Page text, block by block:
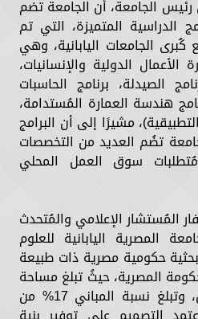
الجامعة، أن الجامعة تضم
الدراسية المتميزة، التي تم
الجامعات اليابانية، وهي
الدولية والإنسانيات،
الصيدلة، برنامج الحاسبات
هندسة العمارة المُستدامة،
مشيرًا إلى أن البرامج
تضُم العديد من التخصصات
سوق العمل المحلي
المُستشار الإعلامي والمُتحدث
المصرية اليابانية للعلوم
حكومية مصرية ذات طبيعة
المصرية، حيثُ تبلغ مساحة
الحرم الجامعي 200 فدان، وتبلغ نسبة المباني 17% من